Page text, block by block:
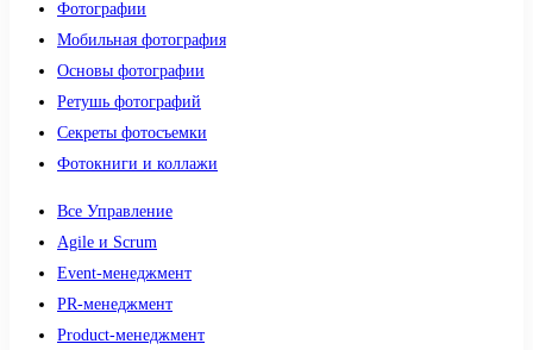
Фотографии
Мобильная фотография
Основы фотографии
Ретушь фотографий
Секреты фотосъемки
Фотокниги и коллажи
Все Управление
Agile и Scrum
Event-менеджмент
PR-менеджмент
Product-менеджмент